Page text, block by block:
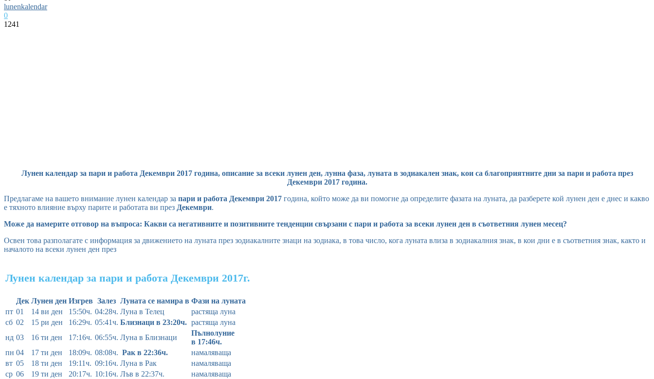
lunenkalendar
0
1241
Лунен календар за пари и работа Декември 2017 година, описание за всеки лунен ден, лунна фаза, луната в зодиакален знак, кои са благоприятните дни за пари и работа през
Декември 2017 година.
Предлагаме на вашето внимание лунен календар за пари и работа Декември 2017 година, който може да ви помогне да определите фазата на луната, да разберете кой лунен ден е днес и какво
е тяхното влияние върху парите и работата ви през Декември.
Може да намерите отговор на въпроса: Какви са негативните и позитивните тенденции свързани с пари и работа за всеки лунен ден в съответния лунен месец?
Освен това разполагате с информация за движението на луната през зодиакалните знаци на зодиака, в това число, кога луната влиза в зодиакалния знак, в кои дни е в съответния знак, както и
началото на всеки лунен ден през
Лунен календар за пари и работа Декември 2017г.
Дек Лунен ден Изгрев Залез Луната се намира в Фази на луната
пт 01 14 ви ден 15:50ч. 04:28ч. Луна в Телец
растяща луна
сб 02 15 ри ден 16:29ч. 05:41ч. Близнаци в 23:20ч. растяща луна
нд 03 16 ти ден 17:16ч. 06:55ч. Луна в Близнаци
Пълнолуние
в 17:46ч.
пн 04 17 ти ден 18:09ч. 08:08ч. Рак в 22:36ч.
намаляваща
вт 05 18 ти ден 19:11ч. 09:16ч. Луна в Рак
намаляваща
ср 06 19 ти ден 20:17ч. 10:16ч. Лъв в 22:37ч.
намаляваща